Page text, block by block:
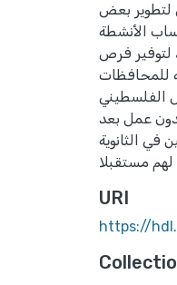
لتطوير بعض
الأنشطة
لتوفير فرص
للمحافظات
الفلسطيني
عمل بعد
في الثانوية
URI
https://